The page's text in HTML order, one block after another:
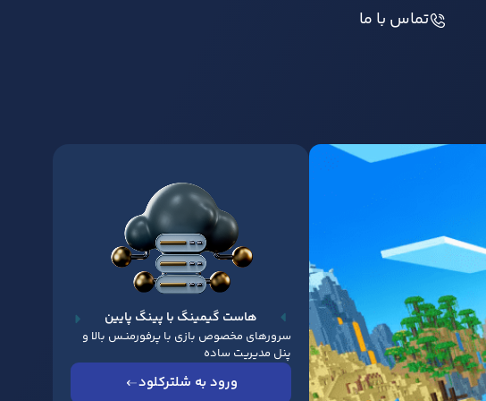
تماس با ما
هاست گیمینگ با پینگ پایین
سرورهای مخصوص بازی با پرفورمنـس بالا و
پنل مدیریت ساده
ورود به شلترکلود